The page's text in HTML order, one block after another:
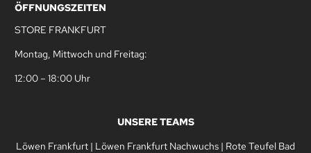
ÖFFNUNGSZEITEN
STORE FRANKFURT
Montag, Mittwoch und Freitag:
12:00 – 18:00 Uhr
UNSERE TEAMS
Löwen Frankfurt | Löwen Frankfurt Nachwuchs | Rote Teufel Bad